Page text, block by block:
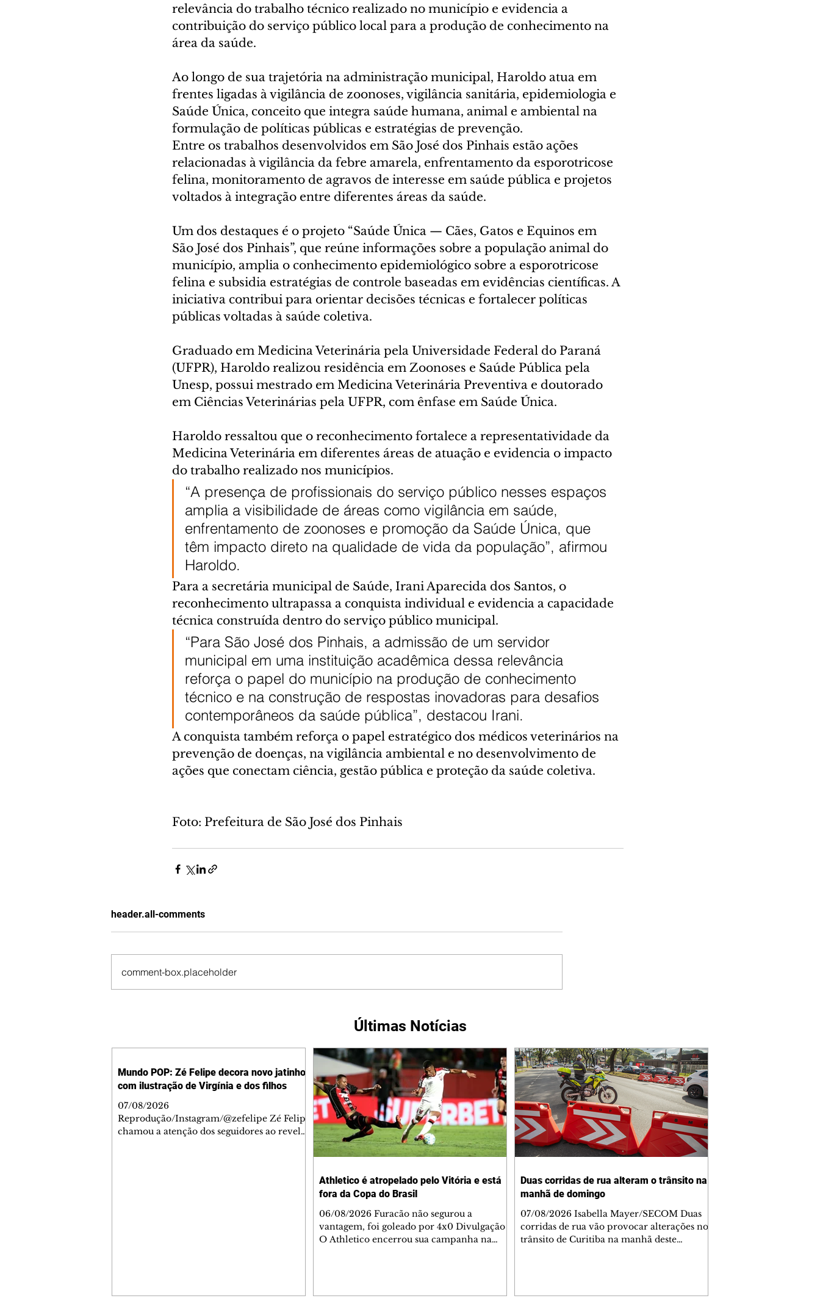
relevância do trabalho técnico realizado no município e evidencia a
contribuição do serviço público local para a produção de conhecimento na
área da saúde.
Ao longo de sua trajetória na administração municipal, Haroldo atua em
frentes ligadas à vigilância de zoonoses, vigilância sanitária, epidemiologia e
Saúde Única, conceito que integra saúde humana, animal e ambiental na
formulação de políticas públicas e estratégias de prevenção.
Entre os trabalhos desenvolvidos em São José dos Pinhais estão ações
relacionadas à vigilância da febre amarela, enfrentamento da esporotricose
felina, monitoramento de agravos de interesse em saúde pública e projetos
voltados à integração entre diferentes áreas da saúde.
Um dos destaques é o projeto “Saúde Única — Cães, Gatos e Equinos em
São José dos Pinhais”, que reúne informações sobre a população animal do
município, amplia o conhecimento epidemiológico sobre a esporotricose
felina e subsidia estratégias de controle baseadas em evidências científicas. A
iniciativa contribui para orientar decisões técnicas e fortalecer políticas
públicas voltadas à saúde coletiva.
Graduado em Medicina Veterinária pela Universidade Federal do Paraná
(UFPR), Haroldo realizou residência em Zoonoses e Saúde Pública pela
Unesp, possui mestrado em Medicina Veterinária Preventiva e doutorado
em Ciências Veterinárias pela UFPR, com ênfase em Saúde Única.
Haroldo ressaltou que o reconhecimento fortalece a representatividade da
Medicina Veterinária em diferentes áreas de atuação e evidencia o impacto
do trabalho realizado nos municípios.
“A presença de profissionais do serviço público nesses espaços
amplia a visibilidade de áreas como vigilância em saúde,
enfrentamento de zoonoses e promoção da Saúde Única, que
têm impacto direto na qualidade de vida da população”, afirmou
Haroldo.
Para a secretária municipal de Saúde, Irani Aparecida dos Santos, o
reconhecimento ultrapassa a conquista individual e evidencia a capacidade
técnica construída dentro do serviço público municipal.
“Para São José dos Pinhais, a admissão de um servidor
municipal em uma instituição acadêmica dessa relevância
reforça o papel do município na produção de conhecimento
técnico e na construção de respostas inovadoras para desafios
contemporâneos da saúde pública”, destacou Irani.
A conquista também reforça o papel estratégico dos médicos veterinários na
prevenção de doenças, na vigilância ambiental e no desenvolvimento de
ações que conectam ciência, gestão pública e proteção da saúde coletiva.
Foto: Prefeitura de São José dos Pinhais
header.all-comments
comment-box.placeholder
Últimas Notícias
Mundo POP: Zé Felipe decora novo jatinho
com ilustração de Virgínia e dos filhos
07/08/2026
Reprodução/Instagram/@zefelipe Zé Felipe
chamou a atenção dos seguidores ao revelar
Athletico é atropelado pelo Vitória e está
fora da Copa do Brasil
06/08/2026 Furacão não segurou a
vantagem, foi goleado por 4x0 Divulgação
O Athletico encerrou sua campanha na
Duas corridas de rua alteram o trânsito na
manhã de domingo
07/08/2026 Isabella Mayer/SECOM Duas
corridas de rua vão provocar alterações no
trânsito de Curitiba na manhã deste